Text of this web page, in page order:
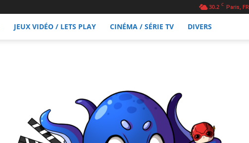
30.2 C Paris, FR
JEUX VIDÉO / LETS PLAY CINÉMA / SÉRIE TV DIVERS